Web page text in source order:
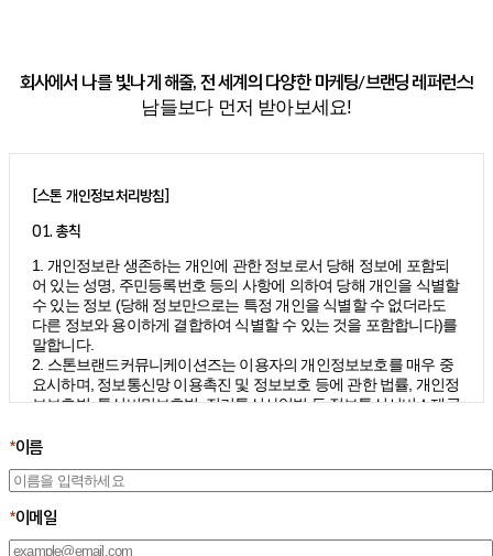
회사에서 나를 빛나게 해줄, 전 세계의 다양한 마케팅/브랜딩 레퍼런스!
남들보다 먼저 받아보세요!
[스톤 개인정보처리방침]
01. 총칙
1. 개인정보란 생존하는 개인에 관한 정보로서 당해 정보에 포함되
어 있는 성명, 주민등록번호 등의 사항에 의하여 당해 개인을 식별할
수 있는 정보 (당해 정보만으로는 특정 개인을 식별할 수 없더라도
다른 정보와 용이하게 결합하여 식별할 수 있는 것을 포함합니다)를
말합니다.
2. 스톤브랜드커뮤니케이션즈는 이용자의 개인정보보호를 매우 중
요시하며, 정보통신망 이용촉진 및 정보보호 등에 관한 법률, 개인정
보보호법, 통신비밀보호법, 전기통신사업법 등 정보통신서비스제공
개인정보처리방침을 통하여 이용자가 제공하는 개인정보가 어떠한
치가 취해지고 있는지 알려드립니다.
선을 위하여 개정하는데 필요한 절차를 정하고 있으며, 개인정보처
리방침을 회사의 필요와 사회적 변화에 맞게 변경할 수 있습니다. 그
*이름
*이메일